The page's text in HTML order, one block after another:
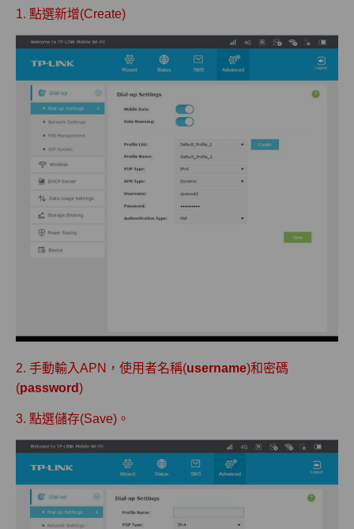
1. 點選新增(Create)
2. 手動輸入APN，使用者名稱(username)和密碼
(password)
3. 點選儲存(Save)。